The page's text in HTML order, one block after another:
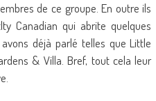
de ce groupe. En outre ils
Canadian qui abrite quelques
déjà parlé telles que Little
& Villa. Bref, tout cela leur